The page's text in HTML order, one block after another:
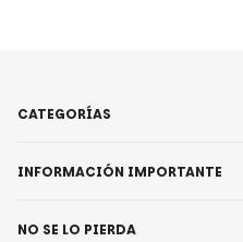
CATEGORÍAS
INFORMACIÓN IMPORTANTE
NO SE LO PIERDA